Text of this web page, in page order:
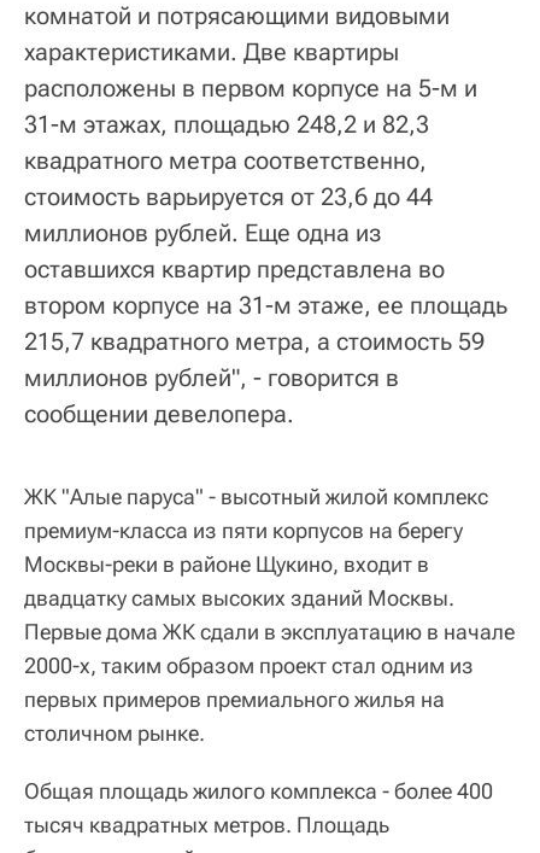
комнатой и потрясающими видовыми
характеристиками. Две квартиры
расположены в первом корпусе на 5-м и
31-м этажах, площадью 248,2 и 82,3
квадратного метра соответственно,
стоимость варьируется от 23,6 до 44
миллионов рублей. Еще одна из
оставшихся квартир представлена во
втором корпусе на 31-м этаже, ее площадь
215,7 квадратного метра, а стоимость 59
миллионов рублей", - говорится в
сообщении девелопера.
ЖК "Алые паруса" - высотный жилой комплекс
премиум-класса из пяти корпусов на берегу
Москвы-реки в районе Щукино, входит в
двадцатку самых высоких зданий Москвы.
Первые дома ЖК сдали в эксплуатацию в начале
2000-х, таким образом проект стал одним из
первых примеров премиального жилья на
столичном рынке.
Общая площадь жилого комплекса - более 400
тысяч квадратных метров. Площадь